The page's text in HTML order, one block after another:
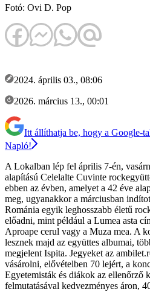
Fotó: Ovi D. Pop
2024. április 03., 08:06
2026. március 13., 00:01
Itt állíthatja be, hogy a Google-
Napló!
A Lokalban lép fel április 7-én,
alapítású Celelalte Cuvinte
ebben az évben, amelyet a 42 éve
meg, ugyanakkor a márciusban
Románia egyik leghosszabb életű
előadni, mint például a Lumea asta
Aproape cerul vagy a Muza mea. A
lesznek majd az együttes albumai,
megjelent Ispita. Jegyeket az
vásárolni, elővételben 70 lejért, a
Egyetemisták és diákok az ellenőrző
felmutatásával kedvezményes áron,